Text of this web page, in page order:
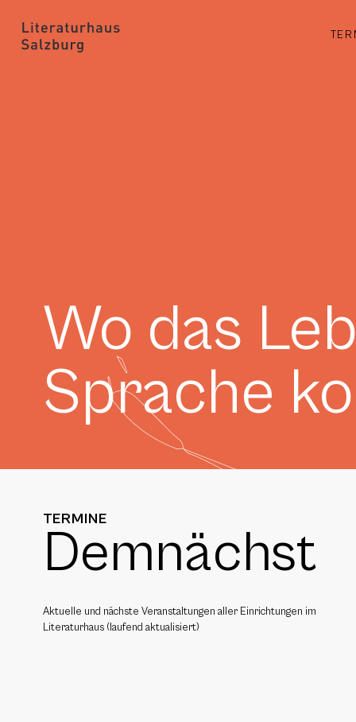
Wo das
Sprache
TERMINE
Demnächst
Aktuelle und nächste Veranstaltungen aller Einrichtungen im
Literaturhaus (laufend aktualisiert)